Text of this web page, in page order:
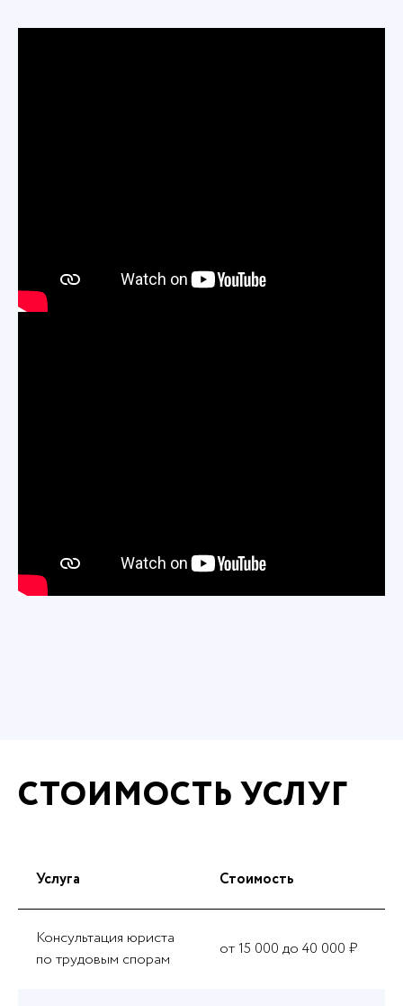
СТОИМОСТЬ УСЛУГ
Услуга Стоимость
Консультация юриста
по трудовым спорам
от 15 000 до 40 000 ₽